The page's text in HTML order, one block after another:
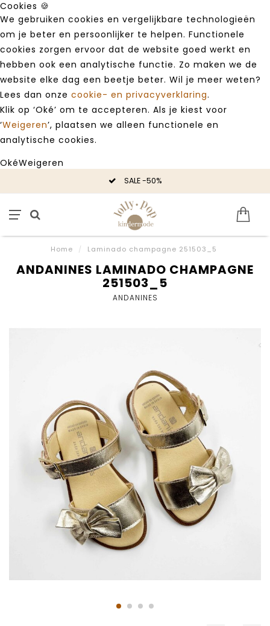
Cookies 🍪
We gebruiken cookies en vergelijkbare technologieën
om je beter en persoonlijker te helpen. Functionele
cookies zorgen ervoor dat de website goed werkt en
hebben ook een analytische functie. Zo maken we de
website elke dag een beetje beter. Wil je meer weten?
Lees dan onze cookie- en privacyverklaring.
Klik op ‘Oké’ om te accepteren. Als je kiest voor
‘Weigeren’, plaatsen we alleen functionele en
analytische cookies.
OkéWeigeren
SALE -50%
Home / Laminado champagne 251503_5
ANDANINES LAMINADO CHAMPAGNE
251503_5
ANDANINES